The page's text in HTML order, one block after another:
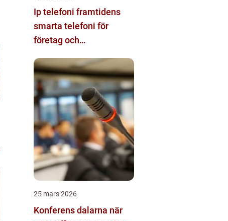
Ip telefoni framtidens
smarta telefoni för
företag och
25 mars 2026
Konferens dalarna när